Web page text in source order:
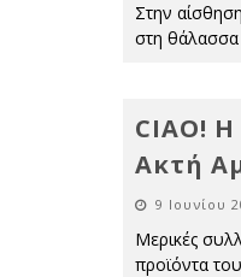
Στην
στη θάλασσα
CIAO!
Ακτή
9 Ιουνίου
Μερικές
προϊόντα